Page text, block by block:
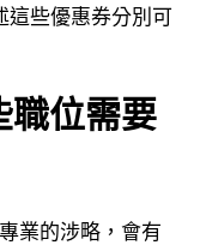
這些優惠券分別可
職位需要
業的涉略，會有